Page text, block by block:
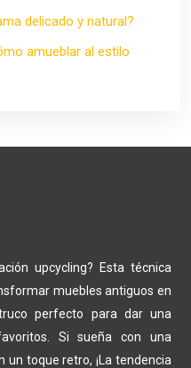
delicado y natural?
amueblar al estilo
upcycling? Esta técnica
muebles antiguos en
perfecto para dar una
Si sueña con una
un toque retro, ¡La tendencia